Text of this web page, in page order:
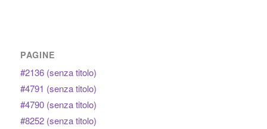
PAGINE
#2136 (senza titolo)
#4791 (senza titolo)
#4790 (senza titolo)
#8252 (senza titolo)